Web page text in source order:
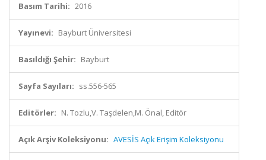
Basım Tarihi: 2016
Yayınevi: Bayburt Üniversitesi
Basıldığı Şehir: Bayburt
Sayfa Sayıları: ss.556-565
Editörler: N. Tozlu,V. Taşdelen,M. Önal, Editör
Açık Arşiv Koleksiyonu: AVESİS Açık Erişim Koleksiyonu